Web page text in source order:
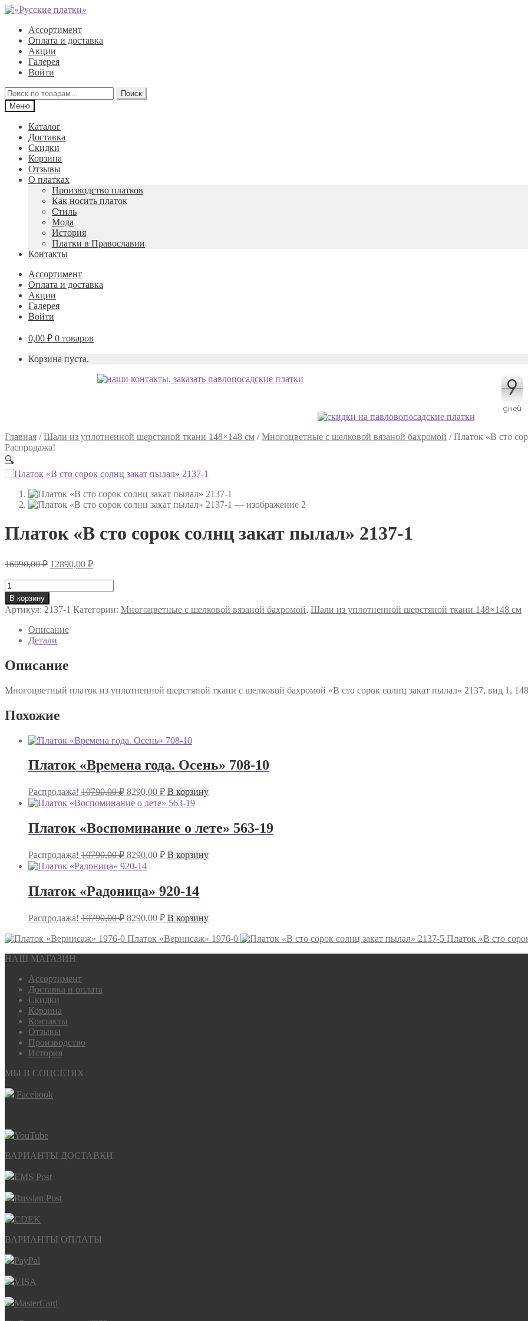
Перейти
навигации
Перейти
содержимому
Ассортимент
Оплата и доставка
Акции
Галерея
Войти
Искать:
Поиск
Меню
Каталог
Доставка
Скидки
Корзина
Отзывы
О платках
Производство платков
Как носить платок
Стиль
Мода
История
Платки в Православии
Контакты
Ассортимент
Оплата и доставка
Акции
Галерея
Войти
0,00 ₽ 0 товаров
Корзина пуста.
9
9
дней
Главная /Шали из уплотненной шерстяной ткани 148×148 см /Многоцветные с шелковой вязаной бахромой /Платок «В сто
Распродажа!
🔍
Платок «В сто сорок солнц закат пылал» 2137-1
16090,00₽ Первоначальная
составляла
16090,00 ₽.
12890,00 ₽Текущая
Количество
товара
Платок
«В
сорок
закат
пылал»
1
В корзину
Артикул: 2137-1 Категории: Многоцветные с шелковой вязаной бахромой, Шали из уплотненной шерстяной ткани 148×148 см
Описание
Детали
Описание
Многоцветный платок из уплотненной шерстяной ткани с шелковой бахромой «В сто сорок солнц закат пылал» 2137, вид 1,
Похожие
Платок «Времена года. Осень» 708-10
Распродажа! 10790,00₽ Первоначальная
цена
составляла
8290,00 ₽Текущая
цена:
В корзину
Платок «Воспоминание о лете» 563-19
Распродажа! 10790,00₽ Первоначальная
цена
составляла
10790,00 ₽.
8290,00 ₽Текущая
цена:
В корзину
Платок «Радоница» 920-14
Распродажа! 10790,00₽ Первоначальная
составляла
8290,00 ₽Текущая
цена:
8290,00 ₽.
В корзину
Платок «Вернисаж» 1976-0
Платок «В сто
НАШ МАГАЗИН
Ассортимент
Доставка и оплата
Скидки
Корзина
Контакты
Отзывы
Производство
История
МЫ В СОЦСЕТЯХ
Facebook
YouTube
ВАРИАНТЫ ДОСТАВКИ
EMS Post
Russian Post
CDEK
ВАРИАНТЫ ОПЛАТЫ
PayPal
VISA
MasterCard